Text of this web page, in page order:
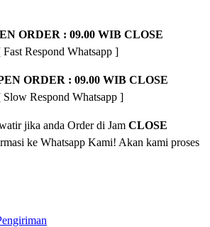
ORDER : 09.00 WIB CLOSE
Fast Respond Whatsapp ]
ORDER : 09.00 WIB CLOSE
Slow Respond Whatsapp ]
jika anda Order di Jam CLOSE
ke Whatsapp Kami! Akan kami proses